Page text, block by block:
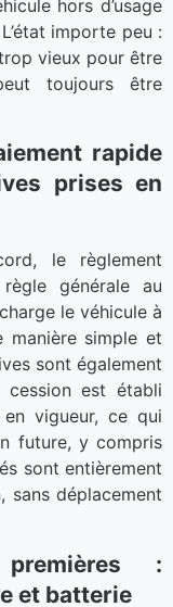
hors d’usage
importe peu :
vieux pour être
toujours être
rapide
prises en
le règlement
générale au
le véhicule à
manière simple et
sont également
est établi
vigueur, ce qui
future, y compris
sont entièrement
sans déplacement
:
et batterie